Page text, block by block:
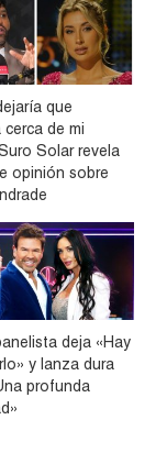
que
de mi
Solar revela
opinión sobre
deja «Hay
y lanza dura
profunda